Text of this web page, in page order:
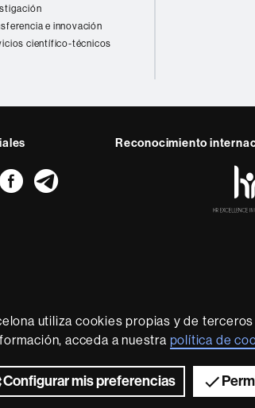
utiliza cookies propias y de
acceda a nuestra política de
Configurar mis preferencias
e innovación
científico-técnicos
Facebook
Telegram
Reconocimiento
una universidad líder que imparte una
del conocimiento. La UAB es
innovador de su
2026 Universitat